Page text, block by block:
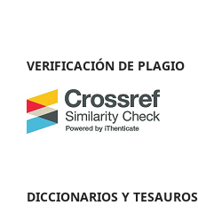
VERIFICACIÓN DE PLAGIO
DICCIONARIOS Y TESAUROS